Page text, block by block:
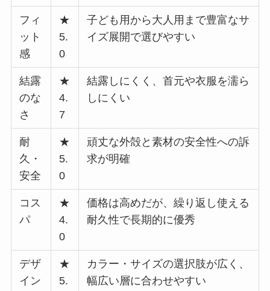
フィ
ット
感
★
5.
0
子ども用から大人用まで豊富なサ
イズ展開で選びやすい
結露
のな
さ
★
4.
7
結露しにくく、首元や衣服を濡ら
しにくい
耐
久・
安全
★
5.
0
頑丈な外殻と素材の安全性への訴
求が明確
コス
パ
★
4.
0
価格は高めだが、繰り返し使える
耐久性で長期的に優秀
デザ
イン
★
5.
カラー・サイズの選択肢が広く、
幅広い層に合わせやすい